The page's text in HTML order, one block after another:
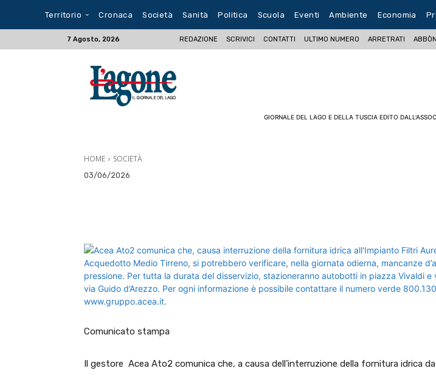
Territorio Cronaca Società Sanità Politica Scuola Eventi Ambiente Economia
7 Agosto, 2026 REDAZIONE SCRIVICI CONTATTI ULTIMO NUMERO ARRETRATI
GIORNALE DEL LAGO E DELLA TUSCIA EDITO
HOME SOCIETÀ
03/06/2026
Comunicato stampa
Il gestore Acea Ato2 comunica che, a causa dell’interruzione della fornitura idrica